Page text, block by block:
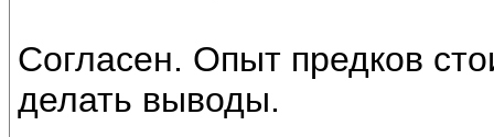
Согласен. Опыт предков
делать выводы.